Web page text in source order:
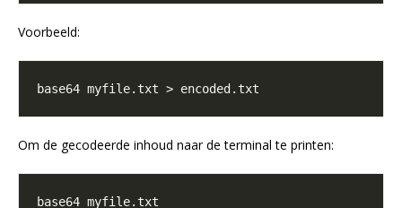
Voorbeeld:
Om de gecodeerde inhoud naar de terminal te printen: